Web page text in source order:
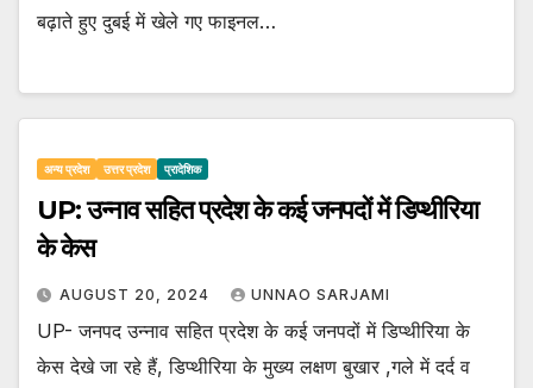
बढ़ाते हुए दुबई में खेले गए फाइनल…
अन्य प्रदेश उत्तर प्रदेश प्रादेशिक
UP: उन्नाव सहित प्रदेश के कई जनपदों में डिप्थीरिया
के केस
AUGUST 20, 2024 UNNAO SARJAMI
UP- जनपद उन्नाव सहित प्रदेश के कई जनपदों में डिप्थीरिया के
केस देखे जा रहे हैं, डिप्थीरिया के मुख्य लक्षण बुखार ,गले में दर्द व